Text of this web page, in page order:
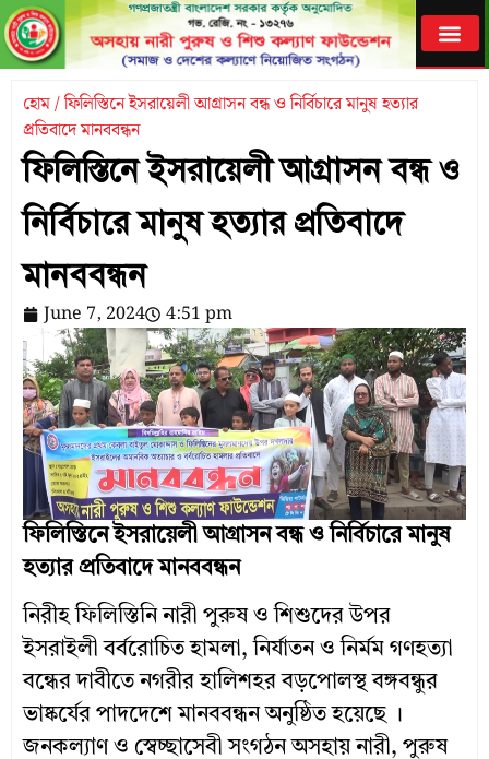
হোম / ফিলিস্তিনে ইসরায়েলী আগ্রাসন বন্ধ ও নির্বিচারে মানুষ হত্যার
প্রতিবাদে মানববন্ধন
ফিলিস্তিনে ইসরায়েলী আগ্রাসন বন্ধ ও
নির্বিচারে মানুষ হত্যার প্রতিবাদে
মানববন্ধন
June 7, 2024 4:51 pm
ফিলিস্তিনে ইসরায়েলী আগ্রাসন বন্ধ ও নির্বিচারে মানুষ
হত্যার প্রতিবাদে মানববন্ধন
নিরীহ ফিলিস্তিনি নারী পুরুষ ও শিশুদের উপর
ইসরাইলী বর্বরোচিত হামলা, নির্যাতন ও নির্মম গণহত্যা
বন্ধের দাবীতে নগরীর হালিশহর বড়পোলস্থ বঙ্গবন্ধুর
ভাষ্কর্যের পাদদেশে মানববন্ধন অনুষ্ঠিত হয়েছে ।
জনকল্যাণ ও স্বেচ্ছাসেবী সংগঠন অসহায় নারী, পুরুষ